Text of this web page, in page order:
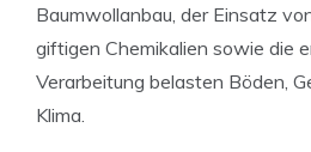
Baumwollanbau, der Einsatz
giftigen Chemikalien sowie die
Verarbeitung belasten Böden,
Klima.